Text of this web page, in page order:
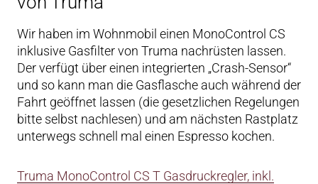
Wir haben im Wohnmobil einen MonoControl CS
inklusive Gasfilter von Truma nachrüsten lassen.
Der verfügt über einen integrierten „Crash-Sensor“
und so kann man die Gasflasche auch während der
Fahrt geöffnet lassen (die gesetzlichen Regelungen
bitte selbst nachlesen) und am nächsten Rastplatz
unterwegs schnell mal einen Espresso kochen.
Truma MonoControl CS T Gasdruckregler, inkl.